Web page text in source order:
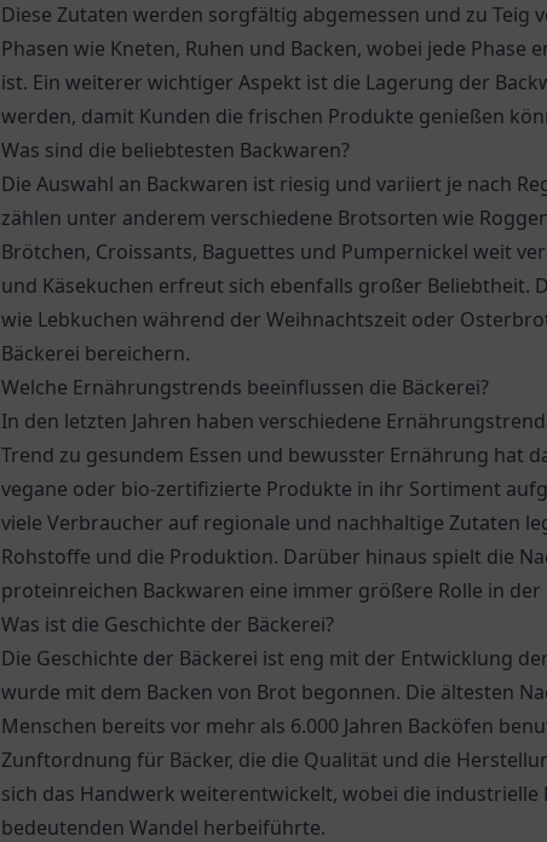
Diese Zutaten werden sorgfältig abgemessen und zu Teig
Phasen wie Kneten, Ruhen und Backen, wobei jede
ist. Ein weiterer wichtiger Aspekt ist die Lagerung der
werden, damit Kunden die frischen Produkte genießen
Was sind die beliebtesten Backwaren?
Die Auswahl an Backwaren ist riesig und variiert je nach
zählen unter anderem verschiedene Brotsorten wie
Brötchen, Croissants, Baguettes und Pumpernickel weit
und Käsekuchen erfreut sich ebenfalls großer Beliebtheit.
wie Lebkuchen während der Weihnachtszeit oder
Bäckerei bereichern.
Welche Ernährungstrends beeinflussen die Bäckerei?
In den letzten Jahren haben verschiedene
Trend zu gesundem Essen und bewusster Ernährung hat
vegane oder bio-zertifizierte Produkte in ihr Sortiment
viele Verbraucher auf regionale und nachhaltige Zutaten
Rohstoffe und die Produktion. Darüber hinaus spielt die
proteinreichen Backwaren eine immer größere Rolle in
Was ist die Geschichte der Bäckerei?
Die Geschichte der Bäckerei ist eng mit der Entwicklung
wurde mit dem Backen von Brot begonnen. Die ältesten
Menschen bereits vor mehr als 6.000 Jahren Backöfen
Zunftordnung für Bäcker, die die Qualität und die
sich das Handwerk weiterentwickelt, wobei die industrielle
bedeutenden Wandel herbeiführte.